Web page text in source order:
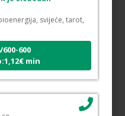
svijeće, tarot,
min